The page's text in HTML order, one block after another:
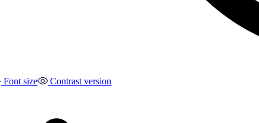
Font size Contrast version